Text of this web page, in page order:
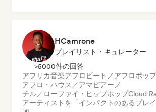
HCamrone
プレイリスト・キュレーター
>5000件の回答
アフリカ音楽アフロビート／アフロポップ
アフロ・ハウス／アマピアーノ
チル／ローファイ・ヒップホップCloud
アーティストを「インパクトのあるプレ